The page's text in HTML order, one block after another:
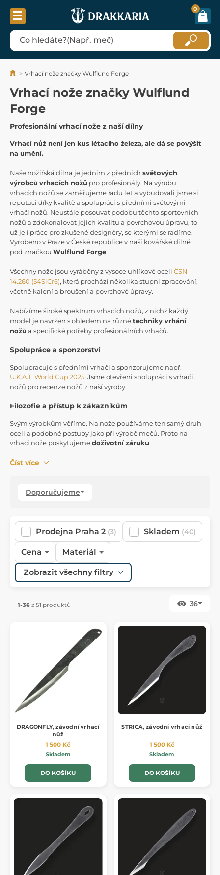
0
Vrhací nože značky Wulflund Forge
Vrhací nože značky Wulflund
Forge
Profesionální vrhací nože z naší dílny
Vrhací nůž není jen kus létacího železa, ale dá se povýšit
na umění.
Naše nožířská dílna je jedním z předních světových
výrobců vrhacích nožů pro profesionály. Na výrobu
vrhacích nožů se zaměřujeme řadu let a vybudovali jsme si
reputaci díky kvalitě a spolupráci s předními světovými
vrhači nožů. Neustále posouvat podobu těchto sportovních
nožů a zdokonalovat jejich kvalitu a povrchovou úpravu, to
už je i práce pro zkušené designéry, se kterými se radíme.
Vyrobeno v Praze v České republice v naší kovářské dílně
pod značkou Wulflund Forge.
Všechny nože jsou vyráběny z vysoce uhlíkové oceli ČSN
14.260 (54SiCr6), která prochází několika stupni zpracování,
včetně kalení a broušení a povrchové úpravy.
Nabízíme široké spektrum vrhacích nožů, z nichž každý
model je navržen s ohledem na různétechniky vrhání
nožů a specifické potřeby profesionálních vrhačů.
Spolupráce a sponzorství
Spolupracuje s předními vrhači a sponzorujeme např.
U.K.A.T. World Cup 2025. Jsme otevřeni spolupráci s vrhači
nožů pro recenze nožů z naší výroby.
Filozofie a přístup k zákazníkům
Svým výrobkům věříme. Na nože používáme ten samý druh
oceli a podobné postupy jako při výrobě mečů. Proto na
vrhací nože poskytujemedoživotní záruku.
Číst více
Doporučujeme
Prodejna Praha 2 (3) Skladem (40)
Cena Materiál
Zobrazit všechny filtry
1-36 z 51 produktů 36
DRAGONFLY, závodní vrhací
nůž
1 500 Kč
Skladem
DO KOŠÍKU
STRIGA, závodní vrhací nůž
1 500 Kč
Skladem
DO KOŠÍKU